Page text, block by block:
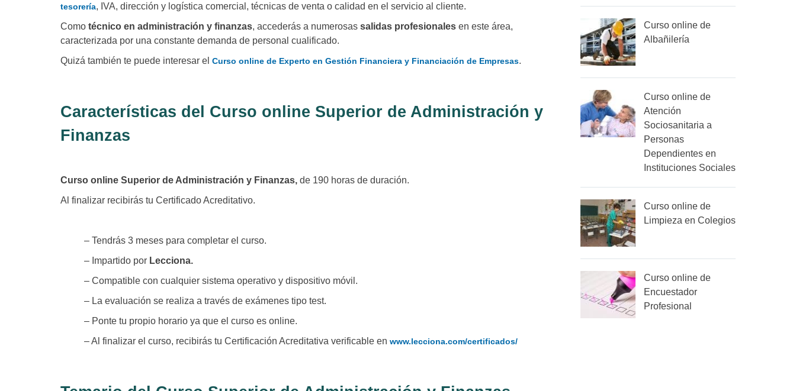
tesorería, IVA, dirección y logística comercial, técnicas de venta o calidad en el servicio al cliente.
Como técnico en administración y finanzas, accederás a numerosas salidas profesionales en este área,
caracterizada por una constante demanda de personal cualificado.
Quizá también te puede interesar el Curso online de Experto en Gestión Financiera y Financiación de Empresas.
Características del Curso online Superior de Administración y
Finanzas
Curso online Superior de Administración y Finanzas, de 190 horas de duración.
Al finalizar recibirás tu Certificado Acreditativo.
– Tendrás 3 meses para completar el curso.
– Impartido por Lecciona.
– Compatible con cualquier sistema operativo y dispositivo móvil.
– La evaluación se realiza a través de exámenes tipo test.
– Ponte tu propio horario ya que el curso es online.
– Al finalizar el curso, recibirás tu Certificación Acreditativa verificable en www.lecciona.com/certificados/
Curso online de
Albañilería
Curso online de
Atención
Sociosanitaria a
Personas
Dependientes en
Instituciones Sociales
Curso online de
Limpieza en Colegios
Curso online de
Encuestador
Profesional